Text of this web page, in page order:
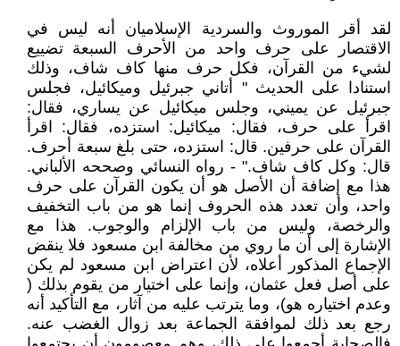
لقد أقر الموروث والسردية الإسلاميان أنه ليس في
الاقتصار على حرف واحد من الأحرف السبعة تضييع
لشيء من القرآن، فكل حرف منها كاف شاف، وذلك
استنادا على الحديث " أتاني جبرئيل وميكائيل، فجلس
جبرئيل عن يميني، وجلس ميكائيل عن يساري، فقال:
اقرأ على حرف، فقال: ميكائيل: استزده، فقال: اقرأ
القرآن على حرفين. قال: استزده، حتى بلغ سبعة أحرف.
قال: وكل كاف شاف." - رواه النسائي وصححه الألباني.
هذا مع إضافة أن الأصل هو أن يكون القرآن على حرف
واحد، وأن تعدد هذه الحروف إنما هو من باب التخفيف
والرخصة، وليس من باب الإلزام والوجوب. هذا مع
الإشارة إلى أن ما روي من مخالفة ابن مسعود فلا ينقض
الإجماع المذكور أعلاه، لأن اعتراض ابن مسعود لم يكن
على أصل فعل عثمان، وإنما على اختيار من يقوم بذلك (
وعدم اختياره هو)، وما يترتب عليه من آثار، مع التأكيد أنه
رجع بعد ذلك لموافقة الجماعة بعد زوال الغضب عنه.